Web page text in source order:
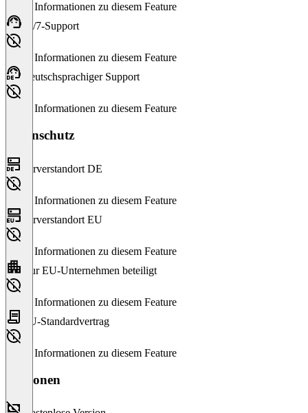
Keine Informationen zu diesem Feature
24/7-Support
Keine Informationen zu diesem Feature
Deutschsprachiger Support
Keine Informationen zu diesem Feature
Datenschutz
Serverstandort DE
Keine Informationen zu diesem Feature
Serverstandort EU
Keine Informationen zu diesem Feature
Nur EU-Unternehmen beteiligt
Keine Informationen zu diesem Feature
EU-Standardvertrag
Keine Informationen zu diesem Feature
Versionen